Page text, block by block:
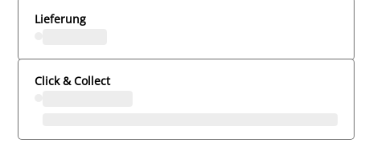
Lieferung
Click & Collect